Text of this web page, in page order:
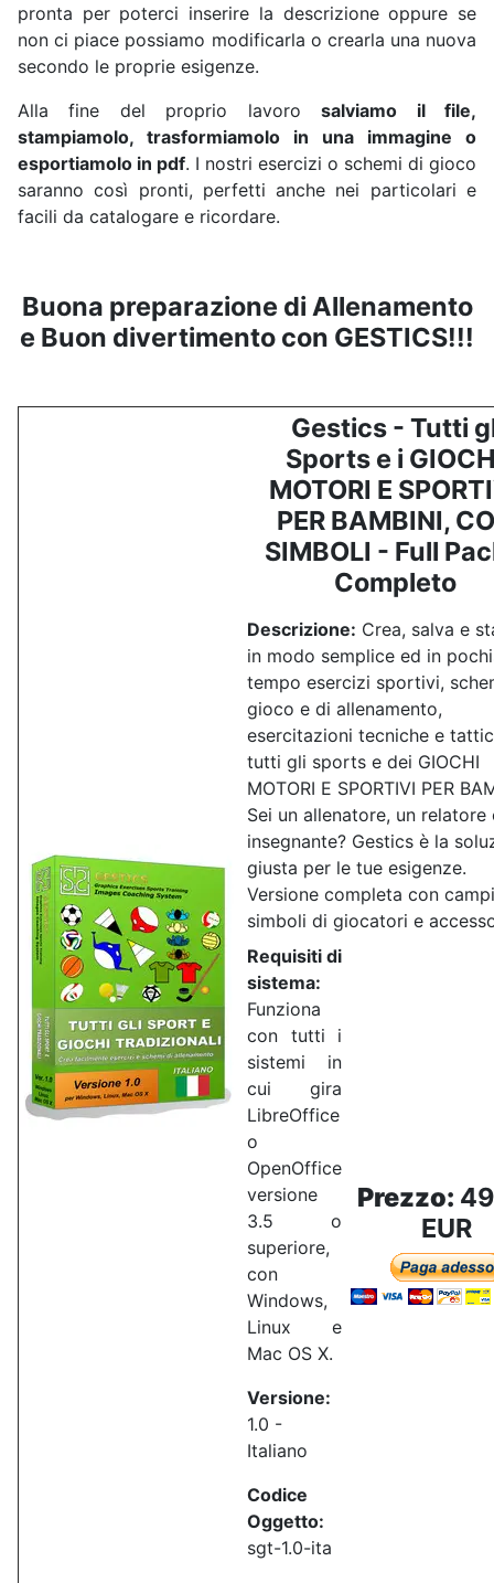
pronta per poterci inserire la descrizione oppure se
non ci piace possiamo modificarla o crearla una nuova
secondo le proprie esigenze.
Alla fine del proprio lavorosalviamo il file,
stampiamolo, trasformiamolo in una immagine o
esportiamolo in pdf. I nostri esercizi o schemi di gioco
saranno così pronti, perfetti anche nei particolari e
facili da catalogare e ricordare.
Buona preparazione di Allenamento
e Buon divertimento con GESTICS!!!
Gestics - Tutti
Sports e i
MOTORI E
PER BAMBINI,
SIMBOLI - Full
Completo
Descrizione: Crea, salva e
in modo semplice ed in
tempo esercizi sportivi,
gioco e di allenamento,
esercitazioni tecniche e
tutti gli sports e dei GIOCHI
MOTORI E SPORTIVI PER
Sei un allenatore, un relatore
insegnante? Gestics è la
giusta per le tue esigenze.
Versione completa con
simboli di giocatori e
Requisiti di
sistema:
Funziona
con tutti i
sistemi in
cui gira
LibreOffice
o
OpenOffice
versione
3.5 o
superiore,
con
Windows,
Linux e
Mac OS X.
Versione:
1.0 -
Italiano
Codice
Oggetto:
sgt-1.0-ita
Prezzo:
EUR